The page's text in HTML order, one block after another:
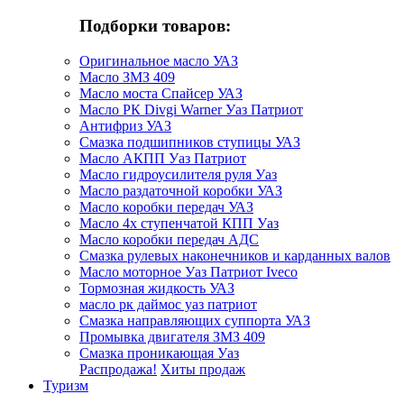
Подборки товаров:
Оригинальное масло УАЗ
Масло ЗМЗ 409
Масло моста Спайсер УАЗ
Масло РК Divgi Warner Уаз Патриот
Антифриз УАЗ
Смазка подшипников ступицы УАЗ
Масло АКПП Уаз Патриот
Масло гидроусилителя руля Уаз
Масло раздаточной коробки УАЗ
Масло коробки передач УАЗ
Масло 4х ступенчатой КПП Уаз
Масло коробки передач АДС
Смазка рулевых наконечников и карданных валов
Масло моторное Уаз Патриот Iveco
Тормозная жидкость УАЗ
масло рк даймос уаз патриот
Смазка направляющих суппорта УАЗ
Промывка двигателя ЗМЗ 409
Смазка проникающая Уаз
Распродажа! Хиты продаж
Туризм